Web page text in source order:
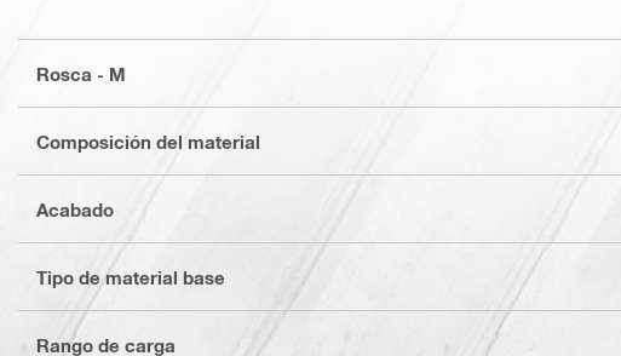
Rosca - M
Composición del material
Acabado
Tipo de material base
Rango de carga